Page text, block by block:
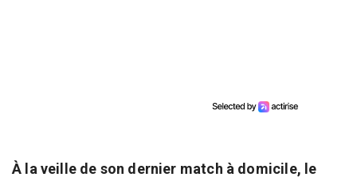
À la veille de son dernier match à domicile, le